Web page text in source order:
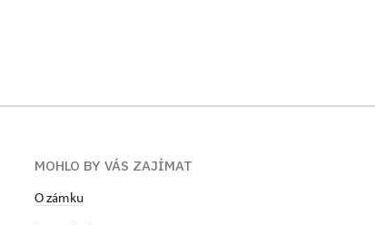
MOHLO BY VÁS ZAJÍMAT
O zámku